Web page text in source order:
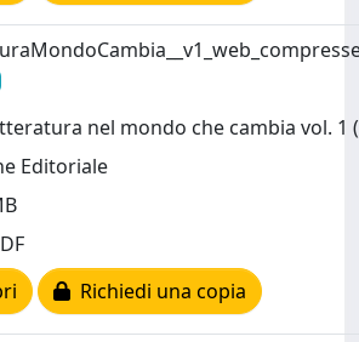
nel mondo che cambia vol. 1
Editoriale
Richiedi una copia